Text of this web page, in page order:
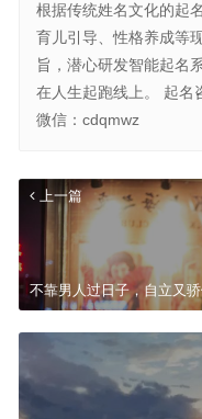
根据传统姓名文化的起
育儿引导、性格养成等
旨，潜心研发智能起名
在人生起跑线上。 起名
微信：cdqmwz
上一篇
不靠男人过日子，自立又